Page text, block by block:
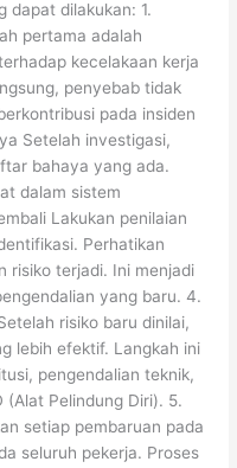
dapat dilakukan: 1.
pertama adalah
kecelakaan kerja
penyebab tidak
pada insiden
Setelah investigasi,
bahaya yang ada.
dalam sistem
Lakukan penilaian
Perhatikan
risiko terjadi. Ini menjadi
yang baru. 4.
risiko baru dinilai,
lebih efektif. Langkah ini
pengendalian teknik,
(Alat Pelindung Diri). 5.
setiap pembaruan pada
seluruh pekerja. Proses